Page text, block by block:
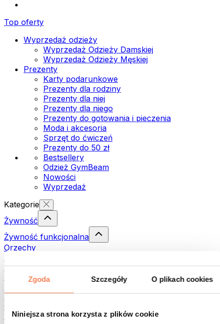
Zgoda Szczegóły O plikach cookies
Niniejsza strona korzysta z plików cookie
Top oferty
Wyprzedaż odzieży
Wyprzedaż Odzieży Damskiej
Wyprzedaż Odzieży Męskiej
Prezenty
Karty podarunkowe
Prezenty dla rodziny
Prezenty dla niej
Prezenty dla niego
Prezenty do gotowania i pieczenia
Moda i akcesoria
Sprzęt do ćwiczeń
Prezenty do 50 zł
Bestsellery
Odzież GymBeam
Nowości
Wyprzedaż
Kategorie
Żywność
Żywność funkcjonalna
Orzechy
Pasty i kremy do smarowania
Jajka
Chleb i pieczywo
Mięso